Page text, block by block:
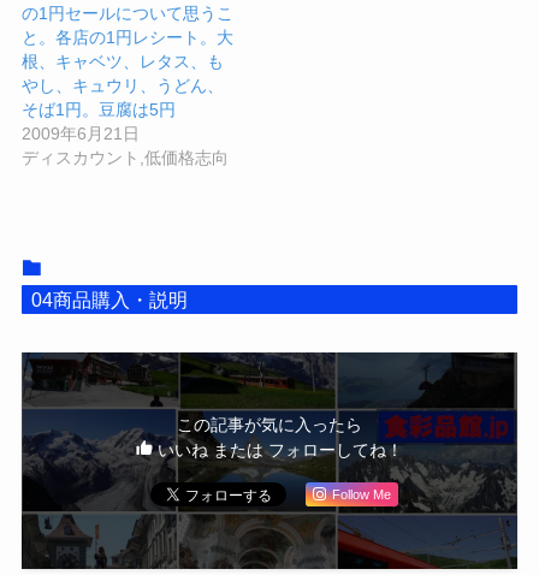
の1円セールについて思うこ
と。各店の1円レシート。大
根、キャベツ、レタス、も
やし、キュウリ、うどん、
そば1円。豆腐は5円
2009年6月21日
ディスカウント,低価格志向
04商品購入・説明
この記事が気に入ったら
いいね または フォローしてね！
Follow Me